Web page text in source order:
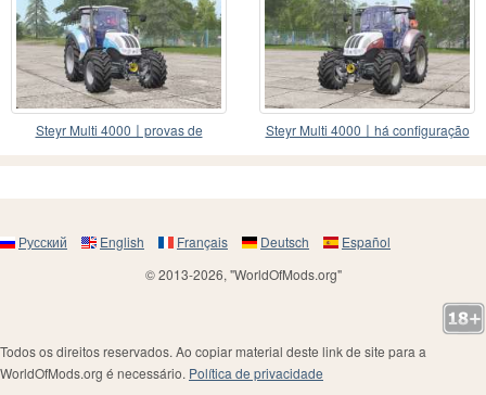
Steyr Multi 4000〡provas de
Steyr Multi 4000〡há configuração
Русский English Français Deutsch
Español
© 2013-2026, "WorldOfMods.org"
Todos os direitos reservados. Ao copiar material deste link de site para a
WorldOfMods.org é necessário. Política de privacidade